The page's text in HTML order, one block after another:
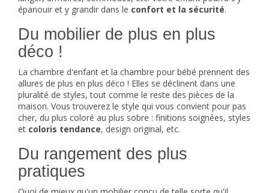
épanouir et y grandir dans le confort et la sécurité.
Du mobilier de plus en plus
déco !
La chambre d'enfant et la chambre pour bébé prennent des
allures de plus en plus déco ! Elles se déclinent dans une
pluralité de styles, tout comme le reste des pièces de la
maison. Vous trouverez le style qui vous convient pour pas
cher, du plus coloré au plus sobre : finitions soignées, styles
et coloris tendance, design original, etc.
Du rangement des plus
pratiques